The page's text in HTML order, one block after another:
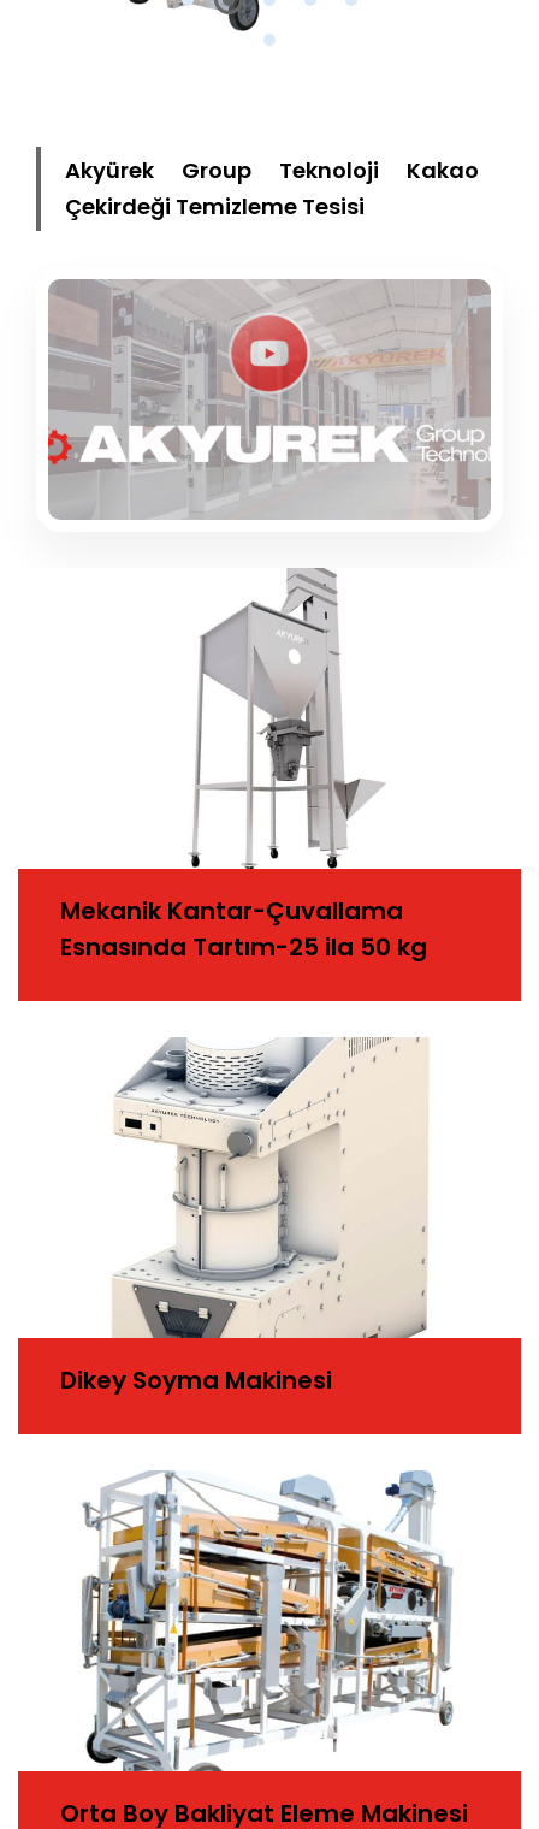
Akyürek Group Teknoloji Kakao
Çekirdeği Temizleme Tesisi
Mekanik Kantar-Çuvallama
Esnasında Tartım-25 ila 50 kg
Dikey Soyma Makinesi
Orta Boy Bakliyat Eleme Makinesi